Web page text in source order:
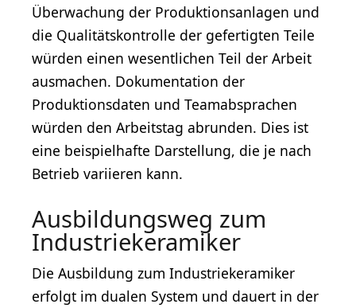
Überwachung der Produktionsanlagen und
die Qualitätskontrolle der gefertigten Teile
würden einen wesentlichen Teil der Arbeit
ausmachen. Dokumentation der
Produktionsdaten und Teamabsprachen
würden den Arbeitstag abrunden. Dies ist
eine beispielhafte Darstellung, die je nach
Betrieb variieren kann.
Ausbildungsweg zum
Industriekeramiker
Die Ausbildung zum Industriekeramiker
erfolgt im dualen System und dauert in der